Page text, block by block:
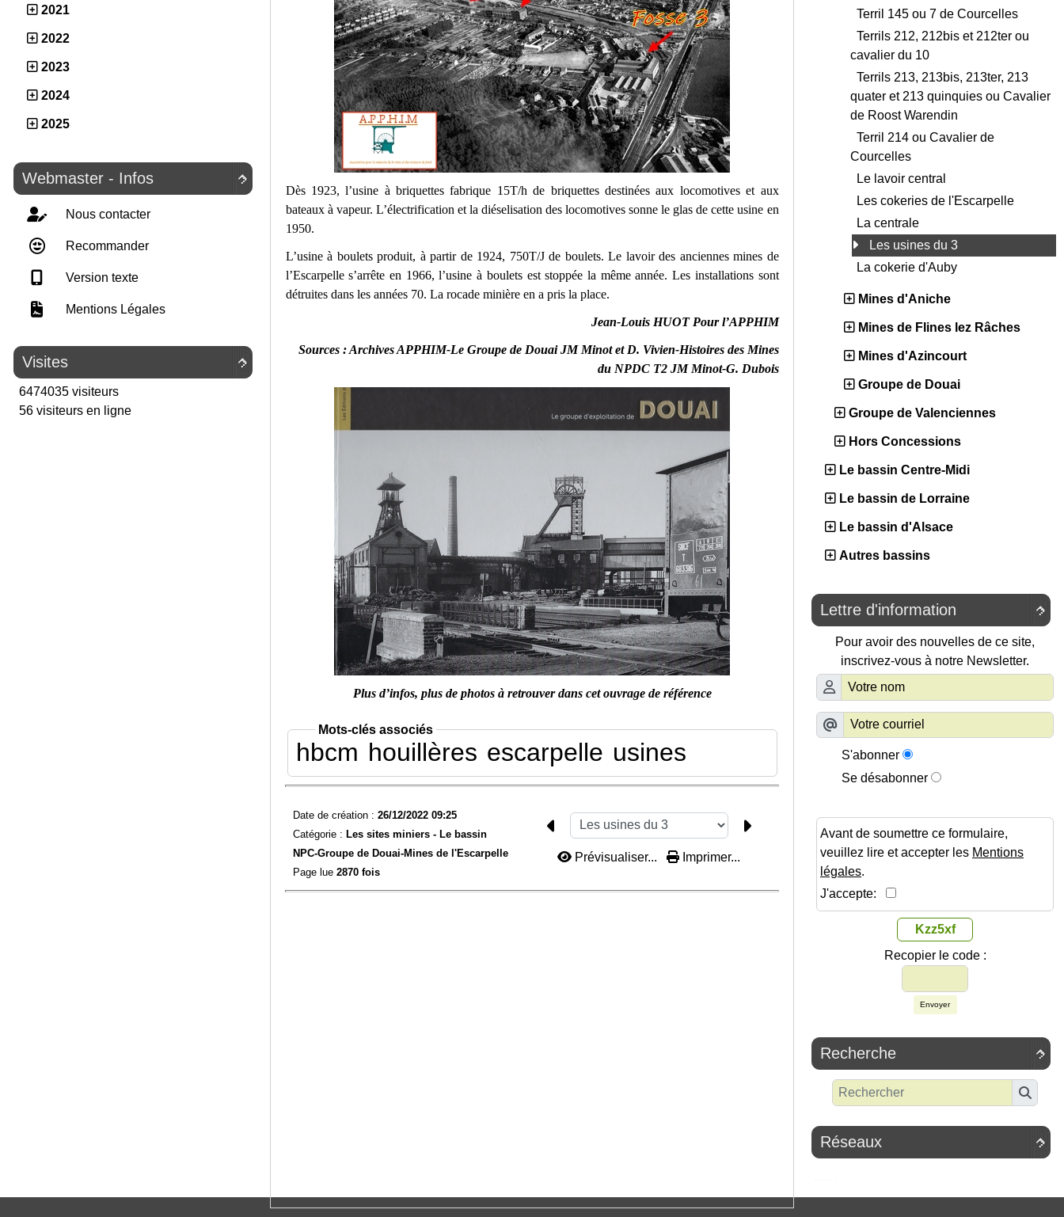
2021
2022
2023
2024
2025

Webmaster - Infos
Nous contacter
Recommander
Version texte
Mentions Légales

Visites
6474035 visiteurs
56 visiteurs en ligne
Dès 1923, l’usine à briquettes fabrique 15T/h de briquettes destinées aux locomotives et aux
bateaux à vapeur. L’électrification et la diéselisation des locomotives sonne le glas de cette usine en
1950.
L’usine à boulets produit, à partir de 1924, 750T/J de boulets. Le lavoir des anciennes mines de
l’Escarpelle s’arrête en 1966, l’usine à boulets est stoppée la même année. Les installations sont
détruites dans les années 70. La rocade minière en a pris la place.
Jean-Louis HUOT Pour l’APPHIM
Sources : Archives APPHIM-Le Groupe de Douai JM Minot et D. Vivien-Histoires des Mines
du NPDC T2 JM Minot-G. Dubois
Plus d’infos, plus de photos à retrouver dans cet ouvrage de référence
Mots-clés associés
hbcm houillères escarpelle usines
Date de création : 26/12/2022 09:25
Catégorie : Les sites miniers - Le bassin
NPC-Groupe de Douai-Mines de l'Escarpelle
Page lue 2870 fois
Prévisualiser... Imprimer...
Terril 145 ou 7 de Courcelles
Terrils 212, 212bis et 212ter ou
cavalier du 10
Terrils 213, 213bis, 213ter, 213
quater et 213 quinquies ou Cavalier
de Roost Warendin
Terril 214 ou Cavalier de
Courcelles
Le lavoir central
Les cokeries de l'Escarpelle
La centrale
Les usines du 3
La cokerie d'Auby
Mines d'Aniche
Mines de Flines lez Râches
Mines d'Azincourt
Groupe de Douai
Groupe de Valenciennes
Hors Concessions
Le bassin Centre-Midi
Le bassin de Lorraine
Le bassin d'Alsace
Autres bassins

Lettre d'information
Pour avoir des nouvelles de ce site,
inscrivez-vous à notre Newsletter.
S'abonner
Se désabonner
Avant de soumettre ce formulaire,
veuillez lire et accepter les Mentions
légales.
J'accepte:
Kzz5xf
Recopier le code :
Envoyer

Recherche

Réseaux